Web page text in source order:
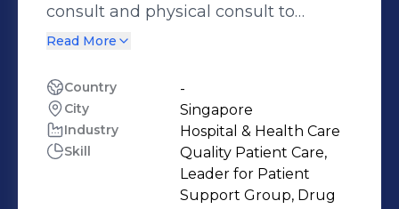
consult and physical consult to
patients * Hospital-wide teaching and
Research interests in supportive care
and survivorship of breast cancer
patients * MOH-Appointed APN lead
for APN internship * Lead various
patient support group activities at
Read More
Country -
City Singapore
Industry Hospital & Health Care
Skill
Quality Patient Care,
Leader for Patient
Support Group, Drug